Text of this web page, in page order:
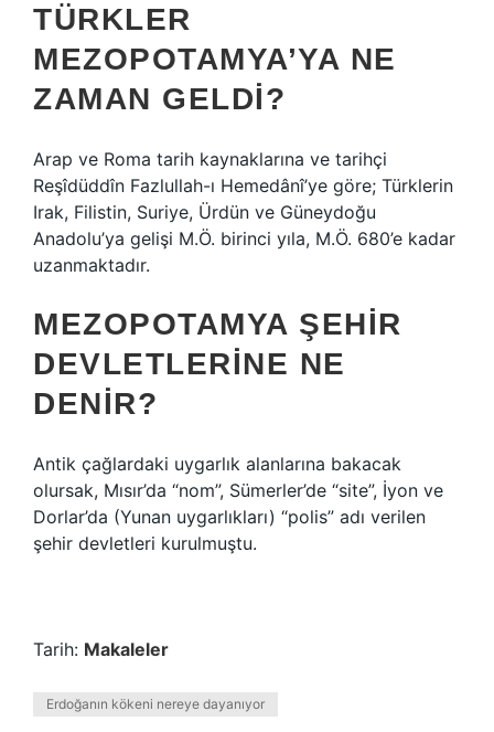
TÜRKLER
MEZOPOTAMYA’YA NE
ZAMAN GELDI?
Arap ve Roma tarih kaynaklarına ve tarihçi
Reşîdüddîn Fazlullah-ı Hemedânî’ye göre; Türklerin
Irak, Filistin, Suriye, Ürdün ve Güneydoğu
Anadolu’ya gelişi M.Ö. birinci yıla, M.Ö. 680’e kadar
uzanmaktadır.
MEZOPOTAMYA ŞEHIR
DEVLETLERINE NE
DENIR?
Antik çağlardaki uygarlık alanlarına bakacak
olursak, Mısır’da “nom”, Sümerler’de “site”, İyon ve
Dorlar’da (Yunan uygarlıkları) “polis” adı verilen
şehir devletleri kurulmuştu.
Tarih: Makaleler
Erdoğanın kökeni nereye dayanıyor